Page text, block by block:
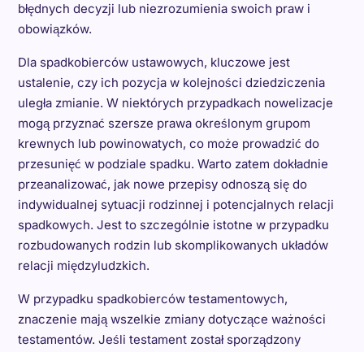
błędnych decyzji lub niezrozumienia swoich praw i
obowiązków.
Dla spadkobierców ustawowych, kluczowe jest
ustalenie, czy ich pozycja w kolejności dziedziczenia
uległa zmianie. W niektórych przypadkach nowelizacje
mogą przyznać szersze prawa określonym grupom
krewnych lub powinowatych, co może prowadzić do
przesunięć w podziale spadku. Warto zatem dokładnie
przeanalizować, jak nowe przepisy odnoszą się do
indywidualnej sytuacji rodzinnej i potencjalnych relacji
spadkowych. Jest to szczególnie istotne w przypadku
rozbudowanych rodzin lub skomplikowanych układów
relacji międzyludzkich.
W przypadku spadkobierców testamentowych,
znaczenie mają wszelkie zmiany dotyczące ważności
testamentów. Jeśli testament został sporządzony